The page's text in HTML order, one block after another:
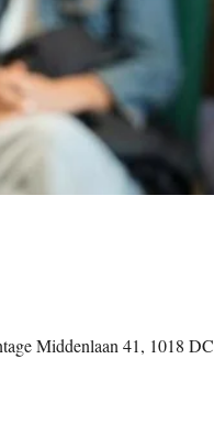
Middenlaan 41, 1018